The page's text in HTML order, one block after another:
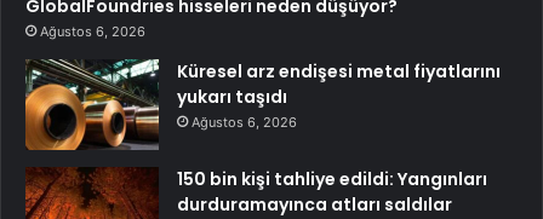
GlobalFoundries hisseleri neden düşüyor?
Ağustos 6, 2026
Küresel arz endişesi metal fiyatlarını
yukarı taşıdı
Ağustos 6, 2026
150 bin kişi tahliye edildi: Yangınları
durduramayınca atları saldılar